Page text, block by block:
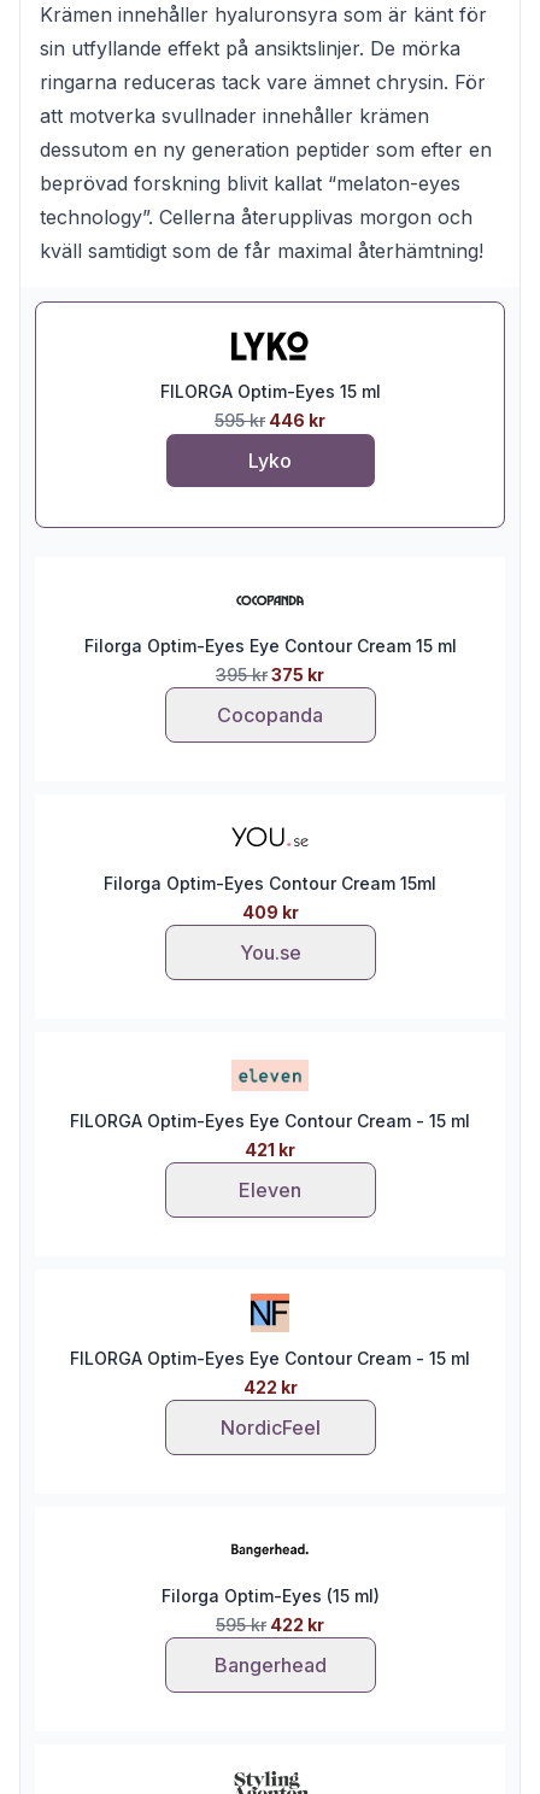
Krämen innehåller hyaluronsyra som är känt för
sin utfyllande effekt på ansiktslinjer. De mörka
ringarna reduceras tack vare ämnet chrysin. För
att motverka svullnader innehåller krämen
dessutom en ny generation peptider som efter en
beprövad forskning blivit kallat “melaton-eyes
technology”. Cellerna återupplivas morgon och
kväll samtidigt som de får maximal återhämtning!
FILORGA Optim-Eyes 15 ml
595 kr 446 kr
Lyko
Filorga Optim-Eyes Eye Contour Cream 15 ml
395 kr375 kr
Cocopanda
Filorga Optim-Eyes Contour Cream 15ml
409 kr
You.se
FILORGA Optim-Eyes Eye Contour Cream - 15 ml
421 kr
Eleven
FILORGA Optim-Eyes Eye Contour Cream - 15 ml
422 kr
NordicFeel
Filorga Optim-Eyes (15 ml)
595 kr 422 kr
Bangerhead